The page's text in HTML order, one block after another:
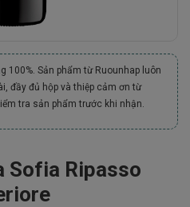
100%. Sản phẩm từ Ruounhap luôn
đầy đủ hộp và thiệp cảm ơn từ
tra sản phẩm trước khi nhận.
Sofia Ripasso